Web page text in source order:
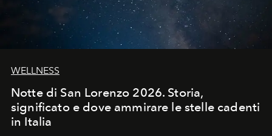
WELLNESS
Notte di San Lorenzo 2026. Storia,
significato e dove ammirare le stelle cadenti
in Italia